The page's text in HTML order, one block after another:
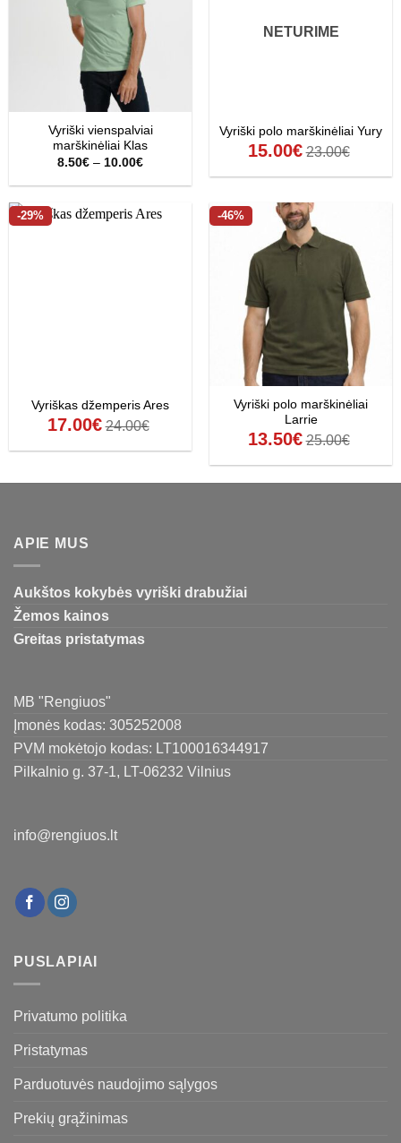
Vyriški vienspalviai
marškinėliai Klas
8.50€ – 10.00€Price
8.50€
NETURIME
Vyriški polo marškinėliai Yury
15.00€ 23.00€
-29%
Vyriškas džemperis Ares
17.00€ 24.00€
-46%
Vyriški polo marškinėliai
Larrie
13.50€ 25.00€
APIE MUS
Aukštos kokybės vyriški drabužiai
Žemos kainos
Greitas pristatymas
MB "Rengiuos"
Įmonės kodas: 305252008
PVM mokėtojo kodas: LT100016344917
Pilkalnio g. 37-1, LT-06232 Vilnius
info@rengiuos.lt
PUSLAPIAI
Privatumo politika
Pristatymas
Parduotuvės naudojimo sąlygos
Prekių grąžinimas